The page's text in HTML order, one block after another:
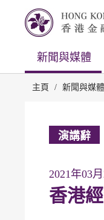
新聞與媒體
主頁 / 新聞與媒體
演講辭
2021年03
香港